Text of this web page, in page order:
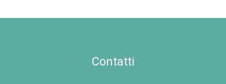
Contatti